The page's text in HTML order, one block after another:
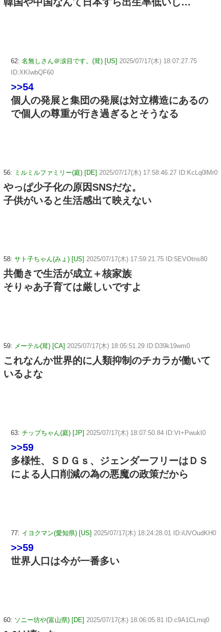
62: 名無しさん＠涙目です。(茸) [US] 2025/07/17(木) 18:07:27.75
ID:XKIwbQF60
>>54
個人の発展と集団の発展は対立構造にあるの
で個人の尊重が行き過ぎるとそうなる
56: ミルミルファミリー(庭) [DE] 2025/07/17(木) 17:58:46.27 ID:KcLq0lMr0
やっぱ少子化の原因SNSだな。
子供がいると生活感出て映えない
58: サト子ちゃん(みょ) [US] 2025/07/17(木) 17:59:21.75 ID:5EVOtns80
共働きで生活が成立＋核家族
そりゃあ子育ては厳しいですよ
59: メーテル(茸) [CA] 2025/07/17(木) 18:05:51.29 ID:D39k19wm0
これなんか世界的に人類抑制のチカラが働いて
いるよな
63: チップちゃん(庭) [JP] 2025/07/17(木) 18:07:50.84 ID:Vt+PwukI0
>>59
多様性、ＳＤＧｓ、ジェンダーフリーはＤＳ
による人口削減の為の悪魔の政策だから
77: イヨクマン(愛知県) [US] 2025/07/17(木) 18:24:28.01 ID:iUVOudKH0
>>59
世界人口は今が一番多い
60: ソニー坊や(富山県) [DE] 2025/07/17(木) 18:06:05.81 ID:c9A1CLmq0